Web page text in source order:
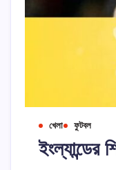
খেলা ফুটবল
ইংল্যান্ডের